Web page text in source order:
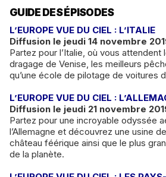
GUIDE DES ÉPISODES
L’EUROPE VUE DU CIEL : L’ITALIE
Diffusion le jeudi 14 novembre
Partez pour l’Italie, où vous attendent
dragage de Venise, les meilleurs
qu’une école de pilotage de voitures
L’EUROPE VUE DU CIEL :
Diffusion le jeudi 21 novembre
Partez pour une incroyable odyssée
l’Allemagne et découvrez une usine
château féérique ainsi que le plus
de la planète.